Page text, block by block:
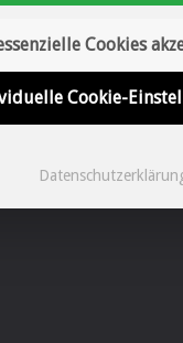
Cookies
Cookie-